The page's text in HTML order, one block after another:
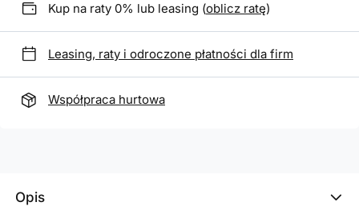
Kup na raty 0% lub leasing (oblicz ratę)
Leasing, raty i odroczone płatności dla firm
Współpraca hurtowa
Opis